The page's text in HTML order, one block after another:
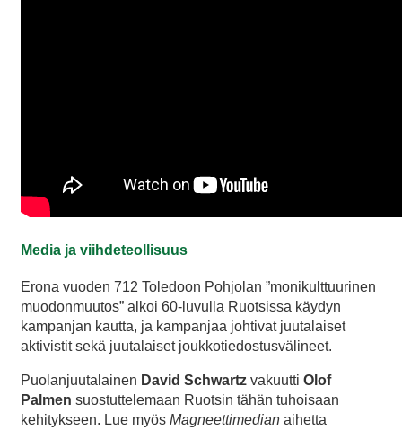
Media ja viihdeteollisuus
Erona vuoden 712 Toledoon Pohjolan ”monikulttuurinen
muodonmuutos” alkoi 60-luvulla Ruotsissa käydyn
kampanjan kautta, ja kampanjaa johtivat juutalaiset
aktivistit sekä juutalaiset joukkotiedostusvälineet.
Puolanjuutalainen David Schwartz vakuutti Olof
Palmen suostuttelemaan Ruotsin tähän tuhoisaan
kehitykseen. Lue myös Magneettimedian aihetta